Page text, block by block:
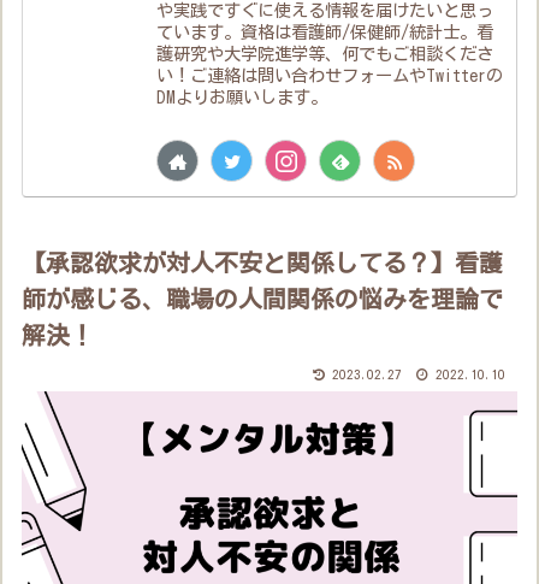
や実践ですぐに使える情報を届けたいと思っ
ています。資格は看護師/保健師/統計士。看
護研究や大学院進学等、何でもご相談くださ
い！ご連絡は問い合わせフォームやTwitterの
DMよりお願いします。
【承認欲求が対人不安と関係してる？】看護
師が感じる、職場の人間関係の悩みを理論で
解決！
2023.02.27 2022.10.10